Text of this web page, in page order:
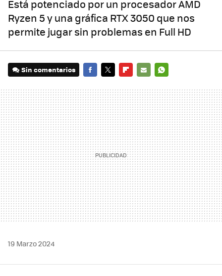
Está potenciado por un procesador AMD
Ryzen 5 y una gráfica RTX 3050 que nos
permite jugar sin problemas en Full HD
Sin comentarios
MAIL
19 Marzo 2024